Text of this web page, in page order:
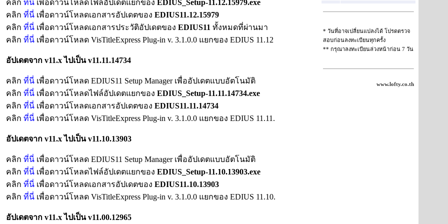
* วันที่อาจเปลี่ยนแปลงได้ โปรดตรวจ
สอบก่อนลงทะเบียนทุกครั้ง
** กรุณาลงทะเบียนล่วงหน้าก่อน 7 วัน
www.lofty.co.th
คลิก ที่นี่เพื่อดาวน์โหลดไฟล์อัปเดตแยกของ EDIUS_Setup-11.12.15979.exe
คลิก ที่นี่เพื่อดาวน์โหลดเอกสารอัปเดตของ EDIUS11.12.15979
คลิก ที่นี่เพื่อดาวน์โหลดเอกสารประวัติอัปเดตของ EDIUS11 ทั้งหมดที่ผ่านมา
คลิก ที่นี่เพื่อดาวน์โหลด VisTitleExpress Plug-in v. 3.1.0.0 แยกของ EDIUS 11.12
อัปเดตจาก v11.x ไปเป็น v11.11.14734
คลิก ที่นี่เพื่อดาวน์โหลด EDIUS11 Setup Manager เพื่ออัปเดตแบบอัตโนมัติ
คลิก ที่นี่เพื่อดาวน์โหลดไฟล์อัปเดตแยกของ EDIUS_Setup-11.11.14734.exe
คลิก ที่นี่เพื่อดาวน์โหลดเอกสารอัปเดตของ EDIUS11.11.14734
คลิก ที่นี่เพื่อดาวน์โหลด VisTitleExpress Plug-in v. 3.1.0.0 แยกของ EDIUS 11.11.
อัปเดตจาก v11.x ไปเป็น v11.10.13903
คลิก ที่นี่เพื่อดาวน์โหลด EDIUS11 Setup Manager เพื่ออัปเดตแบบอัตโนมัติ
คลิก ที่นี่เพื่อดาวน์โหลดไฟล์อัปเดตแยกของ EDIUS_Setup-11.10.13903.exe
คลิก ที่นี่เพื่อดาวน์โหลดเอกสารอัปเดตของ EDIUS11.10.13903
คลิก ที่นี่เพื่อดาวน์โหลด VisTitleExpress Plug-in v. 3.1.0.0 แยกของ EDIUS 11.10.
อัปเดตจาก v11.x ไปเป็น v11.00.12965